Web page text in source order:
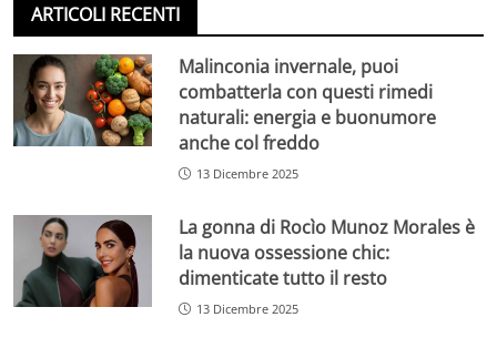
ARTICOLI RECENTI
Malinconia invernale, puoi
combatterla con questi rimedi
naturali: energia e buonumore
anche col freddo
13 Dicembre 2025
La gonna di Rocìo Munoz Morales è
la nuova ossessione chic:
dimenticate tutto il resto
13 Dicembre 2025